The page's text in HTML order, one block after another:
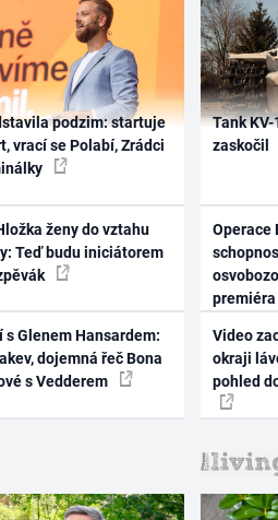
podzim: startuje
vrací se Polabí, Zrádci
ženy do vztahu
Teď budu iniciátorem
s Glenem Hansardem:
dojemná řeč Bona
s Vedderem
Tank
zaskočil
Operace
premiéra
Video
okraji
pohled